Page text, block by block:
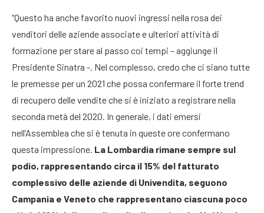
“Questo ha anche favorito nuovi ingressi nella rosa dei
venditori delle aziende associate e ulteriori attività di
formazione per stare al passo coi tempi – aggiunge il
Presidente Sinatra -. Nel complesso, credo che ci siano tutte
le premesse per un 2021 che possa confermare il forte trend
di recupero delle vendite che si è iniziato a registrare nella
seconda metà del 2020. In generale, i dati emersi
nell’Assemblea che si è tenuta in queste ore confermano
questa impressione. La Lombardia rimane sempre sul
podio, rappresentando circa il 15% del fatturato
complessivo delle aziende di Univendita, seguono
Campania e Veneto che rappresentano ciascuna poco